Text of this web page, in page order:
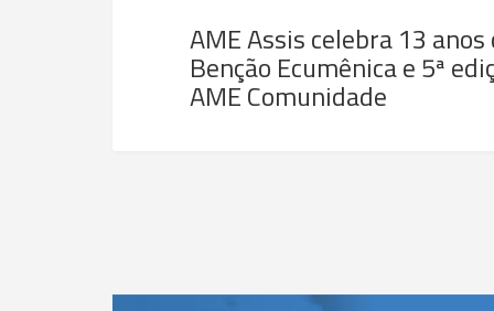
AME Assis celebra 13 anos
Benção Ecumênica e 5ª
AME Comunidade